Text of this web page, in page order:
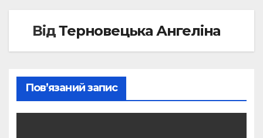
ВідТерновецька Ангеліна
Пов’язаний запис